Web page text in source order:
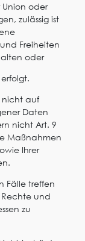
oder
zulässig ist
Freiheiten
oder
nicht auf
Daten
nicht Art. 9
Maßnahmen
Ihrer
Fälle treffen
und
zu